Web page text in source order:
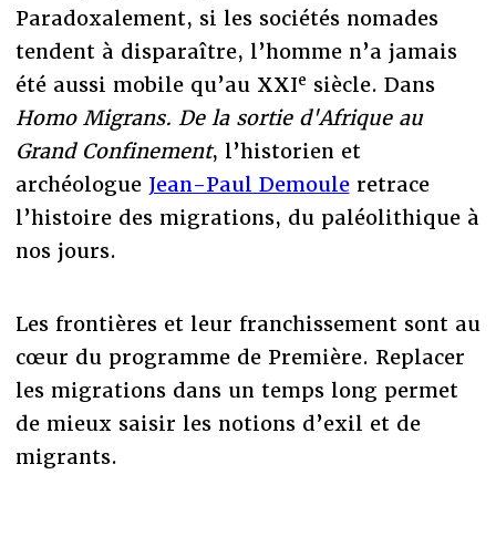
Paradoxalement, si les sociétés nomades
tendent à disparaître, l’homme n’a jamais
été aussi mobile qu’au XXIe siècle. Dans
Homo Migrans. De la sortie d'Afrique au
Grand Confinement, l’historien et
archéologue Jean-Paul Demouleretrace
l’histoire des migrations, du paléolithique à
nos jours.
Les frontières et leur franchissement sont au
cœur du programme de Première. Replacer
les migrations dans un temps long permet
de mieux saisir les notions d’exil et de
migrants.